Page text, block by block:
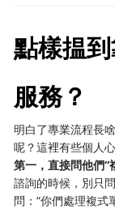
點樣揾
服務？
明白了專業流程長
呢？這裡有些個人
第一，直接問他們“
諮詢的時候，別只
問：“你們處理複式